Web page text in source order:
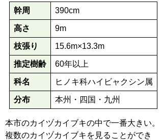
幹周 390cm
高さ 9m
枝張り 15.6m×13.3m
推定樹齢 60年以上
科名 ヒノキ科ハイビャクシン属
分布 本州・四国・九州
本市のカイヅカイブキの中で一番大きい。
複数のカイヅカイブキを見ることができ